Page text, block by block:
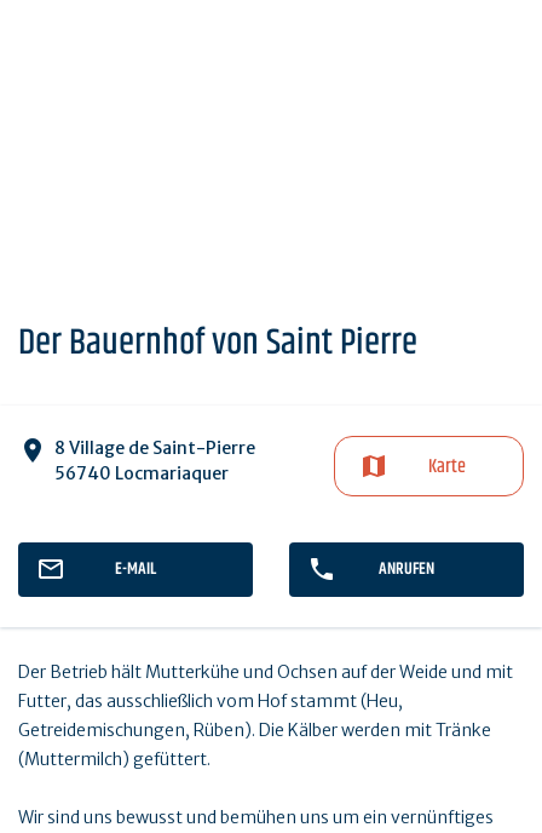
Der Bauernhof von Saint Pierre
8 Village de Saint-Pierre
56740 Locmariaquer
Karte
E-MAIL ANRUFEN
Der Betrieb hält Mutterkühe und Ochsen auf der Weide und mit
Futter, das ausschließlich vom Hof stammt (Heu,
Getreidemischungen, Rüben). Die Kälber werden mit Tränke
(Muttermilch) gefüttert.
Wir sind uns bewusst und bemühen uns um ein vernünftiges